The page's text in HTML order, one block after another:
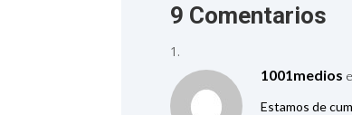
9 Comentarios
1001medios
Estamos de